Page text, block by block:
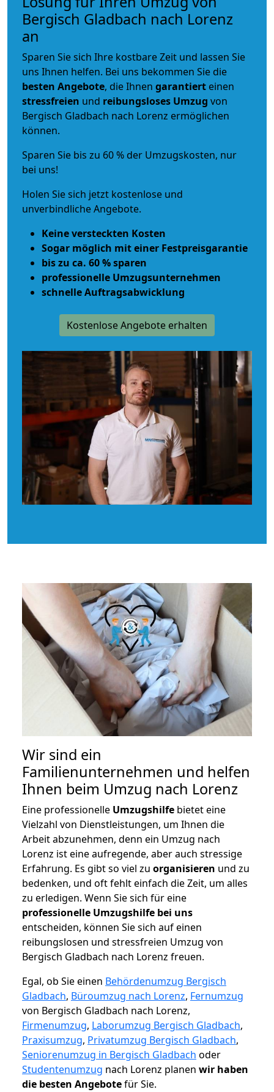
Bergisch Gladbach nach Lorenz
an
Sparen Sie sich Ihre kostbare Zeit und lassen Sie
uns Ihnen helfen. Bei uns bekommen Sie die
besten Angebote, die Ihnen garantiert einen
stressfreien und reibungsloses Umzug von
Bergisch Gladbach nach Lorenz ermöglichen
können.
Sparen Sie bis zu 60 % der Umzugskosten, nur
bei uns!
Holen Sie sich jetzt kostenlose und
unverbindliche Angebote.
Keine versteckten Kosten
Sogar möglich mit einer Festpreisgarantie
bis zu ca. 60 % sparen
professionelle Umzugsunternehmen
schnelle Auftragsabwicklung
Kostenlose Angebote erhalten
Wir sind ein
Familienunternehmen und helfen
Ihnen beim Umzug nach Lorenz
Eine professionelle Umzugshilfe bietet eine
Vielzahl von Dienstleistungen, um Ihnen die
Arbeit abzunehmen, denn ein Umzug nach
Lorenz ist eine aufregende, aber auch stressige
Erfahrung. Es gibt so viel zu organisieren und zu
bedenken, und oft fehlt einfach die Zeit, um alles
zu erledigen. Wenn Sie sich für eine
professionelle Umzugshilfe bei uns
entscheiden, können Sie sich auf einen
reibungslosen und stressfreien Umzug von
Bergisch Gladbach nach Lorenz freuen.
Egal, ob Sie einen Behördenumzug Bergisch
Gladbach, Büroumzug nach Lorenz, Fernumzug
von Bergisch Gladbach nach Lorenz,
Firmenumzug, Laborumzug Bergisch Gladbach,
Praxisumzug, Privatumzug Bergisch Gladbach,
Seniorenumzug in Bergisch Gladbach oder
Studentenumzug nach Lorenz planen wir haben
die besten Angebotefür Sie.